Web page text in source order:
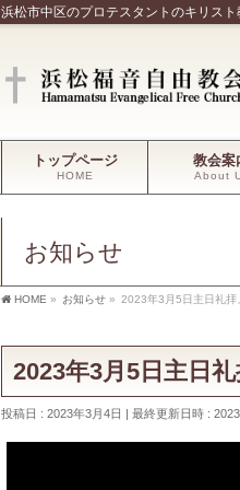
浜松市中区のプロテスタントのキリスト
トップページ
HOME
教会案
About
お知らせ
HOME » お知らせ » 2023年3月5日主日礼拝
2023年3月5日主日
投稿日 : 2023年3月4日 最終更新日時 :